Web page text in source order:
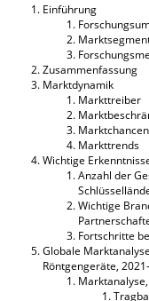
Einführung
Zusammenfassung
Marktdynamik
Markttreiber
Marktchancen
Markttrends
Wichtige
Anzahl der
Wichtige
Fortschritte
Globale
Röntgengeräte,